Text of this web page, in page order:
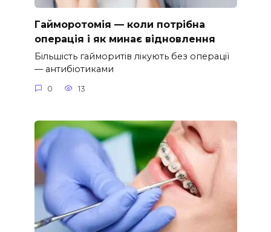
Гайморотомія — коли потрібна
операція і як минає відновлення
Більшість гайморитів лікують без операції
— антибіотиками
0 13